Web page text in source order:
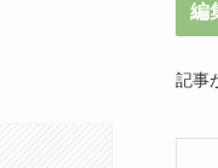
編
記事